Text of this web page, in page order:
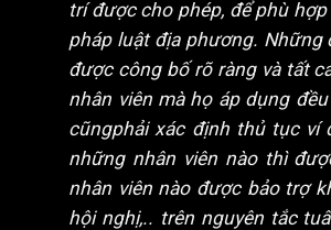
trí được cho phép, để phù
pháp luật địa phương. Những
được công bố rõ ràng và tất
nhân viên mà họ áp dụng
cũngphải xác định thủ tục ví
những nhân viên nào thì
nhân viên nào được bảo trợ
hội nghị,.. trên nguyên tắc